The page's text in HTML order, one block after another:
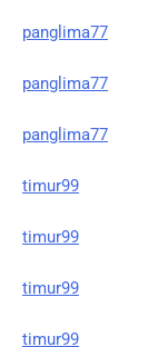
panglima77
panglima77
panglima77
timur99
timur99
timur99
timur99